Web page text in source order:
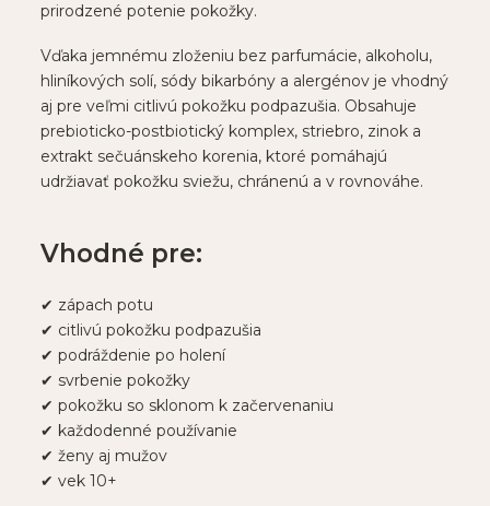
prirodzené potenie pokožky.
Vďaka jemnému zloženiu bez parfumácie, alkoholu,
hliníkových solí, sódy bikarbóny a alergénov je vhodný
aj pre veľmi citlivú pokožku podpazušia. Obsahuje
prebioticko-postbiotický komplex, striebro, zinok a
extrakt sečuánskeho korenia, ktoré pomáhajú
udržiavať pokožku sviežu, chránenú a v rovnováhe.
Vhodné pre:
✔ zápach potu
✔ citlivú pokožku podpazušia
✔ podráždenie po holení
✔ svrbenie pokožky
✔ pokožku so sklonom k začervenaniu
✔ každodenné používanie
✔ ženy aj mužov
✔ vek 10+